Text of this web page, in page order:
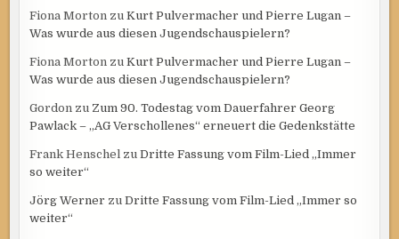
Fiona Morton zuKurt Pulvermacher und Pierre Lugan –
Was wurde aus diesen Jugendschauspielern?
Fiona Morton zuKurt Pulvermacher und Pierre Lugan –
Was wurde aus diesen Jugendschauspielern?
Gordon zu Zum 90. Todestag vom Dauerfahrer Georg
Pawlack – „AG Verschollenes“ erneuert die Gedenkstätte
Frank Henschel zuDritte Fassung vom Film-Lied „Immer
so weiter“
Jörg Werner zuDritte Fassung vom Film-Lied „Immer so
weiter“